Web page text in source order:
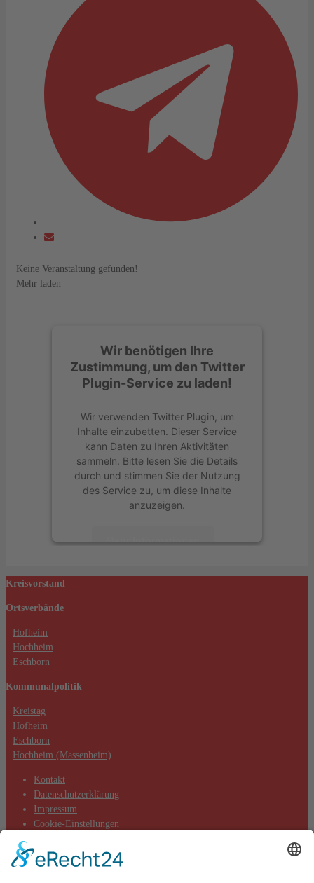
Keine Veranstaltung gefunden!
Mehr laden
Wir benötigen Ihre
Zustimmung, um den Twitter
Plugin-Service zu laden!
Wir verwenden Twitter Plugin, um
Inhalte einzubetten. Dieser Service
kann Daten zu Ihren Aktivitäten
sammeln. Bitte lesen Sie die Details
durch und stimmen Sie der Nutzung
des Service zu, um diese Inhalte
anzuzeigen.
Akzeptieren
Kreisvorstand
Ortsverbände
Hofheim
Hochheim
Eschborn
Kommunalpolitik
Kreistag
Hofheim
Eschborn
Hochheim (Massenheim)
Kontakt
Datenschutzerklärung
Impressum
Cookie-Einstellungen
Aktuelles
Aktionen